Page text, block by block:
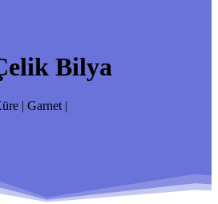
Bilya
| Garnet |